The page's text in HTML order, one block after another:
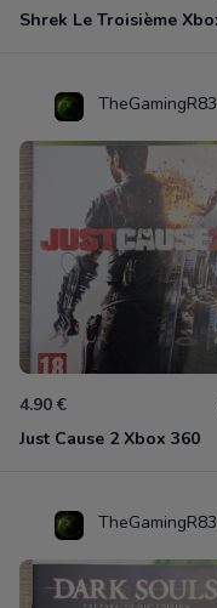
TheGamingR83
4.90 €
Just Cause 2 Xbox 360
TheGamingR83